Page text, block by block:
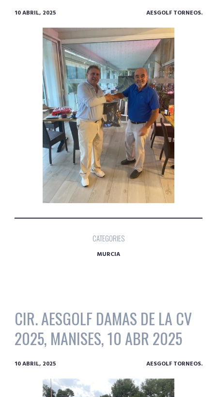
10 ABRIL, 2025 AESGOLF TORNEOS.
CATEGORIES
MURCIA
CIR. AESGOLF DAMAS DE LA CV
2025, MANISES, 10 ABR 2025
10 ABRIL, 2025 AESGOLF TORNEOS.